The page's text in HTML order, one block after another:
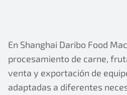
En Shanghai Daribo Food
procesamiento de carne,
venta y exportación de
adaptadas a diferentes